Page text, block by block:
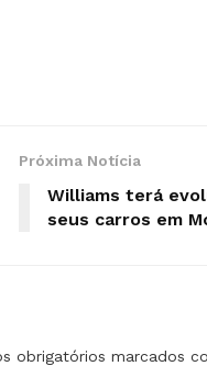
Próxima Notícia
Williams terá
seus carros em
obrigatórios marcados